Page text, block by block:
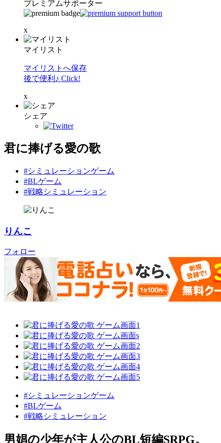
プレミアムサポーター
x
マイリスト
マイリストへ保存
後で便利♪ Click!
x
シェア
君に捧げる愛の歌
#シミュレーションゲーム
#BLゲーム
#戦略シミュレーション
りんこ
フォロー
#シミュレーションゲーム
#BLゲーム
#戦略シミュレーション
男娼の少年が主人公のBL短編SRPG。